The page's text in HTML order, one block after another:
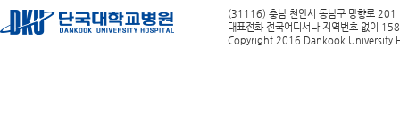
(31116) 충남 천안시 동남구 망향로 201
대표전화 전국어디서나 지역번호 없이
Copyright 2016 Dankook University